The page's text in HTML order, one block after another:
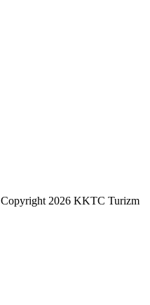
Copyright 2026 KKTC Turizm